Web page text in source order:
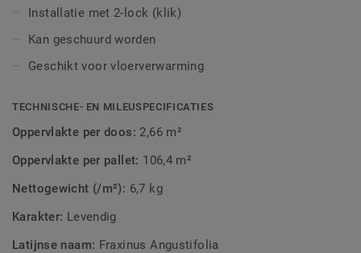
Installatie met 2-lock (klik)
Kan geschuurd worden
Geschikt voor vloerverwarming
TECHNISCHE- EN MILEUSPECIFICATIES
Oppervlakte per doos: 2,66 m²
Oppervlakte per pallet: 106,4 m²
Nettogewicht (/m²): 6,7 kg
Karakter: Levendig
Latijnse naam: Fraxinus Angustifolia